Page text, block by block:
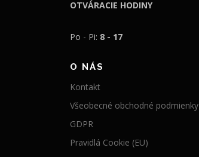
:
,
9
9
OTVÁRACIE HODINY
Po - Pi: 8 - 17
O NÁS
Kontakt
Všeobecné obchodné podmienky
GDPR
Pravidlá Cookie (EU)